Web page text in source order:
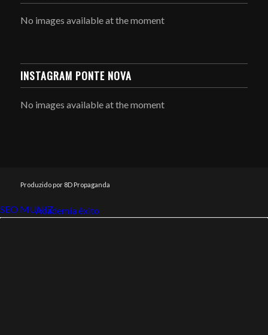
No images available at the moment
INSTAGRAM PONTE NOVA
No images available at the moment
Produzido por 8D Propaganda
SEO MUNIZ
Link112Academia êxito